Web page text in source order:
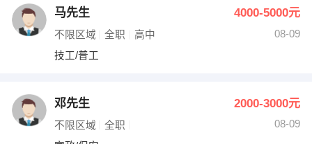
马先生 4000-5000元
不限区域 全职 高中
08-09
技工/普工
邓先生 2000-3000元
不限区域 全职
08-09